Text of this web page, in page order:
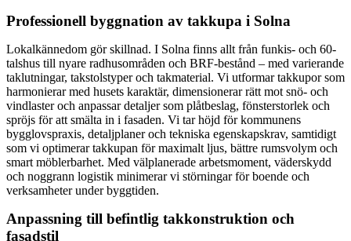
Professionell byggnation av takkupa i Solna
Lokalkännedom gör skillnad. I Solna finns allt från funkis- och 60-
talshus till nyare radhusområden och BRF-bestånd – med varierande
taklutningar, takstolstyper och takmaterial. Vi utformar takkupor som
harmonierar med husets karaktär, dimensionerar rätt mot snö- och
vindlaster och anpassar detaljer som plåtbeslag, fönsterstorlek och
spröjs för att smälta in i fasaden. Vi tar höjd för kommunens
bygglovspraxis, detaljplaner och tekniska egenskapskrav, samtidigt
som vi optimerar takkupan för maximalt ljus, bättre rumsvolym och
smart möblerbarhet. Med välplanerade arbetsmoment, väderskydd
och noggrann logistik minimerar vi störningar för boende och
verksamheter under byggtiden.
Anpassning till befintlig takkonstruktion och
fasadstil